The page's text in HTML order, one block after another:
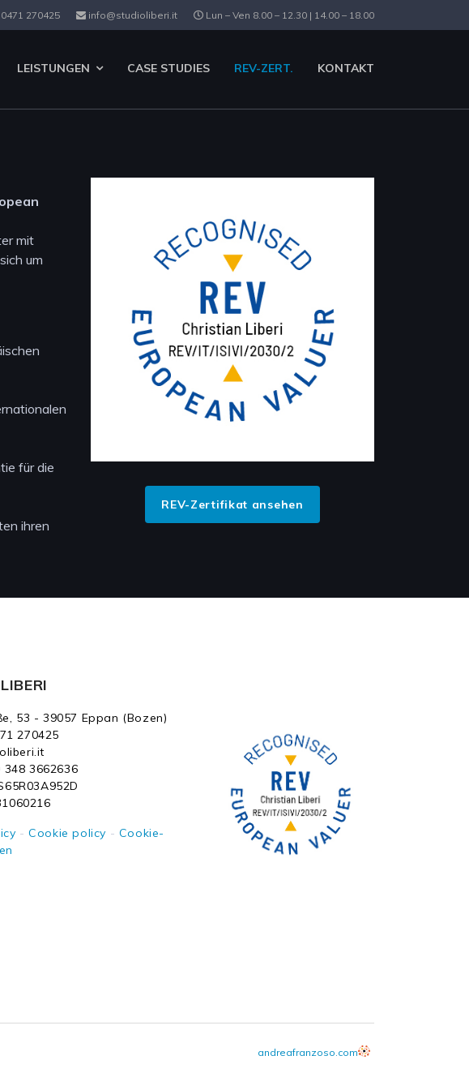
270425 info@studioliberi.it Lun – Ven 8.00 – 12.30 | 14.00 – 18.00
LEISTUNGEN CASE STUDIES REV-ZERT. KONTAKT
mit
um
für die
ihren
REV-Zertifikat ansehen
53 - 39057 Eppan (Bozen)
270425
3662636
-Cookie policy - Cookie-
andreafranzoso.com